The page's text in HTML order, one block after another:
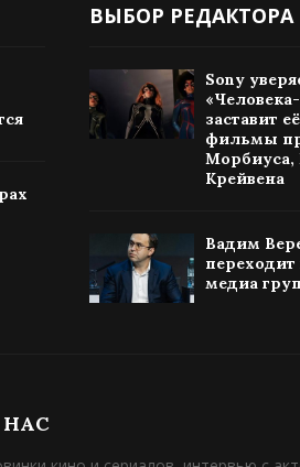
ВЫБОР РЕДАКТОРА
Sony
заставит
фильмы
Морбиуса,
Крейвена
Вадим
медиа
НАС